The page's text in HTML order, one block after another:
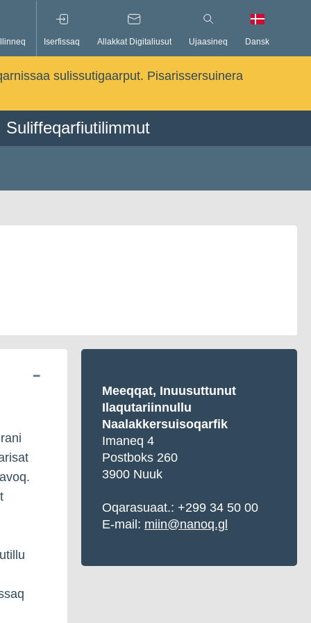
Iserfissaq Allakkat Digitaliusut Ujaasineq Dansk
sulissutigaarput. Pisarissersuinera
Suliffeqarfiutilimmut
Meeqqat, Inuusuttunut
Ilaqutariinnullu
Naalakkersuisoqarfik
Imaneq 4
Postboks 260
3900 Nuuk
Oqarasuaat.: +299 34 50 00
E-mail: miin@nanoq.gl